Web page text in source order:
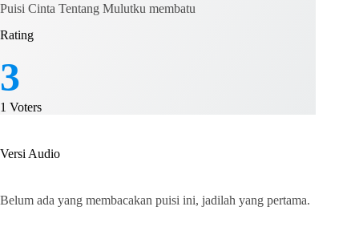
Puisi Cinta Tentang Mulutku membatu
Rating
3
1 Voters
Versi Audio
Belum ada yang membacakan puisi ini, jadilah yang pertama.